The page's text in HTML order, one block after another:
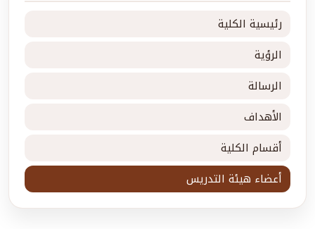
رئيسية الكلية
الرؤية
الرسالة
الأهداف
أقسام الكلية
أعضاء هيئة التدريس